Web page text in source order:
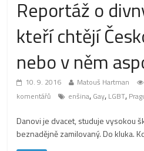
Reportáž o
kteří chtějí
nebo v něm
10. 9. 2016 Matouš Hartman
komentářů
enšina, Gay, LGBT,
Danovi je dvacet, studuje vysokou
beznadějně zamilovaný. Do kluka.